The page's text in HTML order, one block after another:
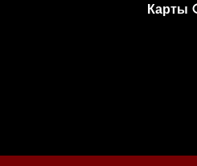
Карты